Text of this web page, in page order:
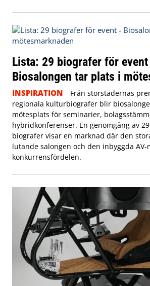
Lista: 29 biografer för
Biosalongen tar plats i
INSPIRATION
Från storstädernas
regionala kulturbiografer blir
mötesplats för seminarier,
hybridkonferenser. En genomgång av
biografer visar en marknad där den
lutande salongen och den inbyggda
konkurrensfördelen.